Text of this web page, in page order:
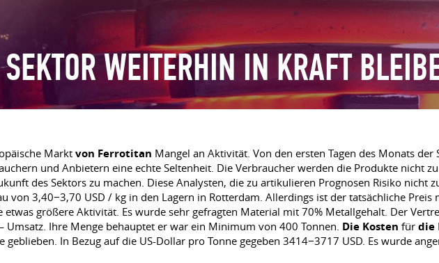
WEITERHIN IN KRAFT
Markt von Ferrotitan Mangel an Aktivität. Von den ersten Tagen des Monats
und Anbietern eine echte Seltenheit. Die Verbraucher werden die Produkte nicht
des Sektors zu machen. Diese Analysten, die zu artikulieren Prognosen Risiko nicht
von 3,40−3,70 USD / kg in den Lagern in Rotterdam. Allerdings ist der tatsächliche
etwas größere Aktivität. Es wurde sehr gefragten Material mit 70% Metallgehalt. Der
Umsatz. Ihre Menge behauptet er war ein Minimum von 400 Tonnen. Die Kosten für die
geblieben. In Bezug auf die US-Dollar pro Tonne gegeben 3414−3717 USD. Es wurde